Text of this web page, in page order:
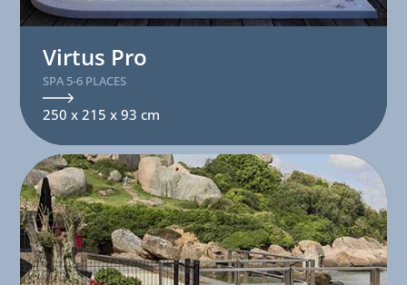
Virtus Pro
SPA 5-6 PLACES
250 x 215 x 93 cm